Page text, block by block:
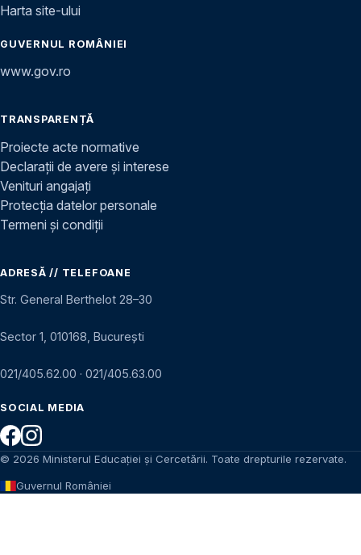
Harta site-ului
GUVERNUL ROMÂNIEI
www.gov.ro
TRANSPARENȚĂ
Proiecte acte normative
Declarații de avere și interese
Venituri angajați
Protecția datelor personale
Termeni și condiții
ADRESĂ // TELEFOANE
Str. General Berthelot 28–30
Sector 1, 010168, București
021/405.62.00 · 021/405.63.00
SOCIAL MEDIA
© 2026 Ministerul Educației și Cercetării. Toate drepturile rezervate.
Guvernul României